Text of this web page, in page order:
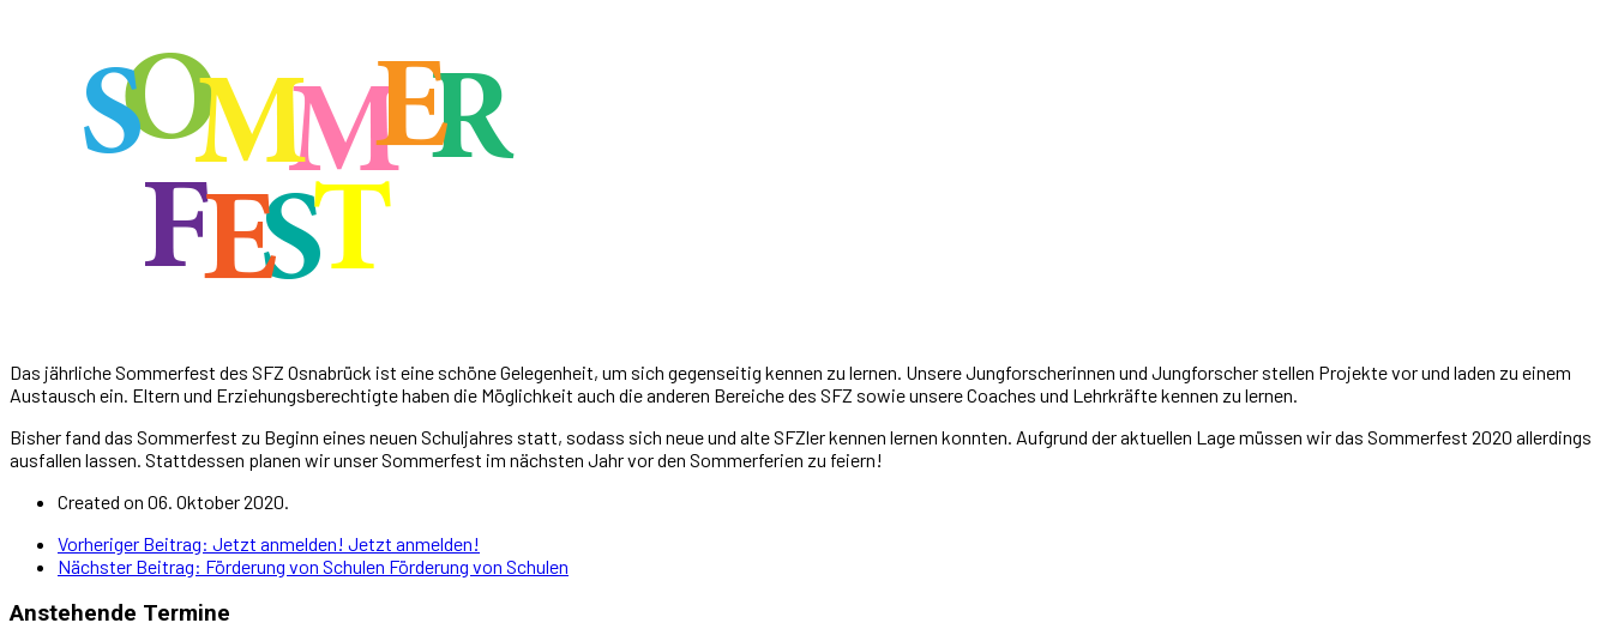
Das jährliche Sommerfest des SFZ Osnabrück ist eine schöne Gelegenheit, um sich gegenseitig kennen zu lernen. Unsere Jungforscherinnen und Jungforscher stellen Projekte vor und laden zu einem
Austausch ein. Eltern und Erziehungsberechtigte haben die Möglichkeit auch die anderen Bereiche des SFZ sowie unsere Coaches und Lehrkräfte kennen zu lernen.
Bisher fand das Sommerfest zu Beginn eines neuen Schuljahres statt, sodass sich neue und alte SFZler kennen lernen konnten. Aufgrund der aktuellen Lage müssen wir das Sommerfest 2020 allerdings
ausfallen lassen. Stattdessen planen wir unser Sommerfest im nächsten Jahr vor den Sommerferien zu feiern!
Created on 06. Oktober 2020.
Vorheriger Beitrag: Jetzt anmelden! Jetzt anmelden!
Nächster Beitrag: Förderung von Schulen Förderung von Schulen
Anstehende Termine